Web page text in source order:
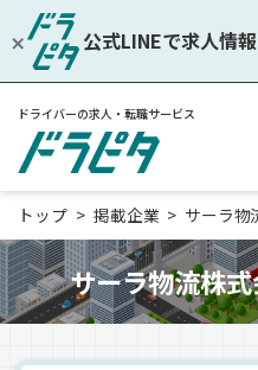
公式LINEで求人情
ドライバーの求人・転職サービス
トップ 掲載企業 サーラ
サーラ物流株